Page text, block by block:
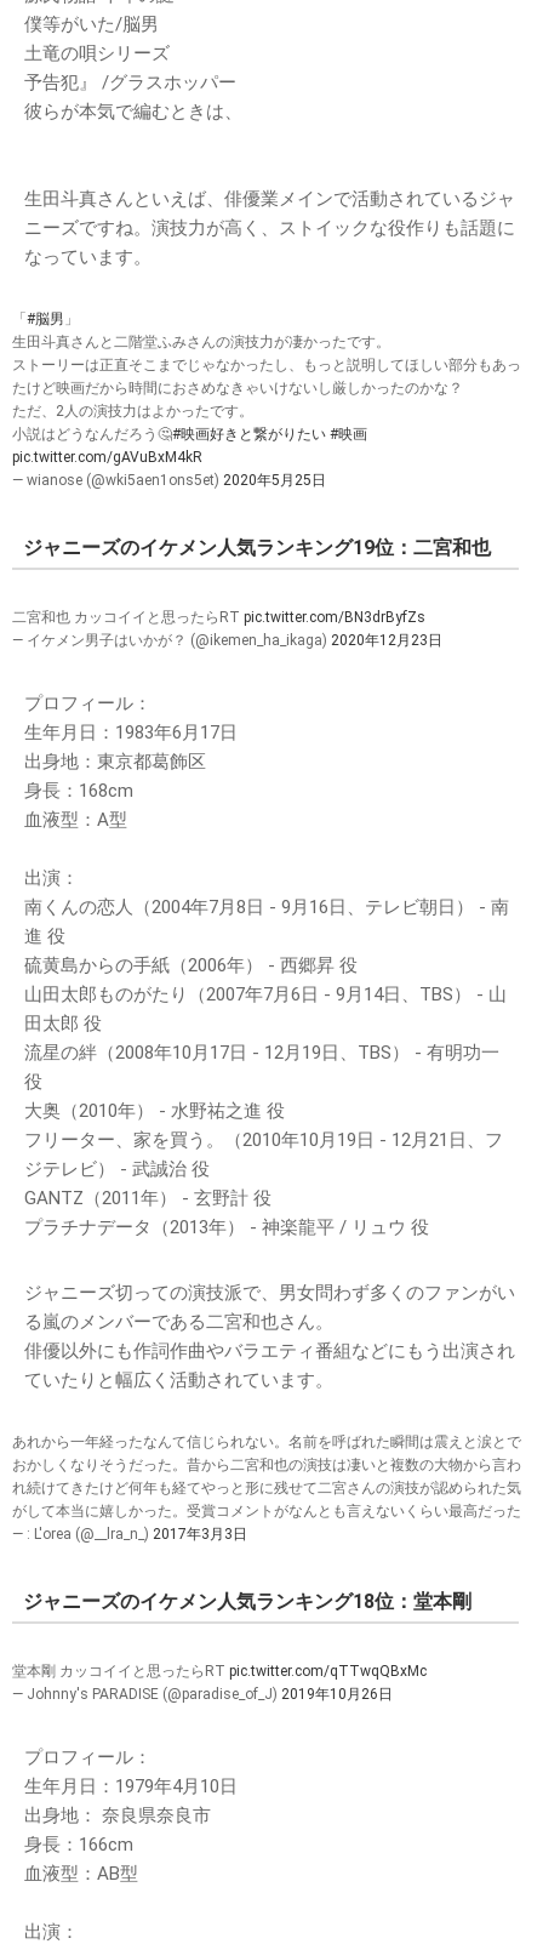
僕等がいた/脳男
土竜の唄シリーズ
予告犯』 /グラスホッパー
彼らが本気で編むときは、
生田斗真さんといえば、俳優業メインで活動されているジャ
ニーズですね。演技力が高く、ストイックな役作りも話題に
なっています。
「 #脳男 」
生田斗真さんと二階堂ふみさんの演技力が凄かったです。
ストーリーは正直そこまでじゃなかったし、もっと説明してほしい部分もあっ
たけど映画だから時間におさめなきゃいけないし厳しかったのかな？
ただ、2人の演技力はよかったです。
小説はどうなんだろう🤔#映画好きと繋がりたい #映画
pic.twitter.com/gAVuBxM4kR
— wianose (@wki5aen1ons5et) 2020年5月25日
ジャニーズのイケメン人気ランキング19位：二宮和也
二宮和也 カッコイイと思ったらRT pic.twitter.com/BN3drByfZs
— イケメン男子はいかが？ (@ikemen_ha_ikaga) 2020年12月23日
プロフィール：
生年月日：1983年6月17日
出身地：東京都葛飾区
身長：168cm
血液型：A型
出演：
南くんの恋人（2004年7月8日 - 9月16日、テレビ朝日） - 南
進 役
硫黄島からの手紙（2006年） - 西郷昇 役
山田太郎ものがたり（2007年7月6日 - 9月14日、TBS） - 山
田太郎 役
流星の絆（2008年10月17日 - 12月19日、TBS） - 有明功一
役
大奥（2010年） - 水野祐之進 役
フリーター、家を買う。（2010年10月19日 - 12月21日、フ
ジテレビ） - 武誠治 役
GANTZ（2011年） - 玄野計 役
プラチナデータ（2013年） - 神楽龍平 / リュウ 役
ジャニーズ切っての演技派で、男女問わず多くのファンがい
る嵐のメンバーである二宮和也さん。
俳優以外にも作詞作曲やバラエティ番組などにもう出演され
ていたりと幅広く活動されています。
あれから一年経ったなんて信じられない。名前を呼ばれた瞬間は震えと涙とで
おかしくなりそうだった。昔から二宮和也の演技は凄いと複数の大物から言わ
れ続けてきたけど何年も経てやっと形に残せて二宮さんの演技が認められた気
がして本当に嬉しかった。受賞コメントがなんとも言えないくらい最高だった
— : L'orea (@__lra_n_) 2017年3月3日
ジャニーズのイケメン人気ランキング18位：堂本剛
堂本剛 カッコイイと思ったらRT pic.twitter.com/qTTwqQBxMc
— Johnny's PARADISE (@paradise_of_J) 2019年10月26日
プロフィール：
生年月日：1979年4月10日
出身地： 奈良県奈良市
身長：166cm
血液型：AB型
出演：